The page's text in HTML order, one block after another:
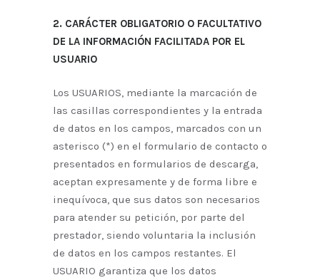
2. CARÁCTER OBLIGATORIO O FACULTATIVO
DE LA INFORMACIÓN FACILITADA POR EL
USUARIO
Los USUARIOS, mediante la marcación de
las casillas correspondientes y la entrada
de datos en los campos, marcados con un
asterisco (*) en el formulario de contacto o
presentados en formularios de descarga,
aceptan expresamente y de forma libre e
inequívoca, que sus datos son necesarios
para atender su petición, por parte del
prestador, siendo voluntaria la inclusión
de datos en los campos restantes. El
USUARIO garantiza que los datos